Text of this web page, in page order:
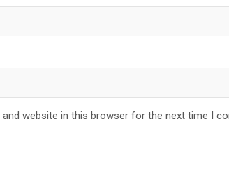
and website in this browser for the next time I